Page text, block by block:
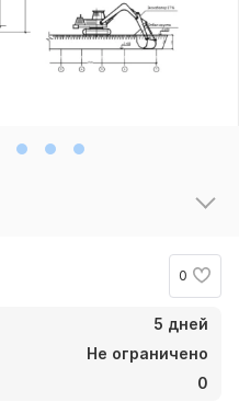
0
5 дней
Не ограничено
0